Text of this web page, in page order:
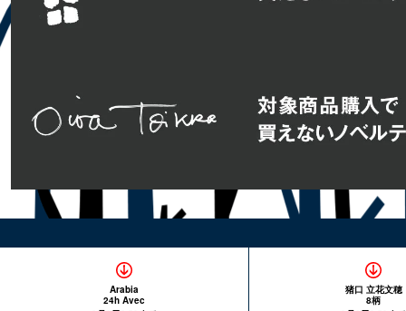
Arabia
24h Avec
猪口 立花文穂
8柄